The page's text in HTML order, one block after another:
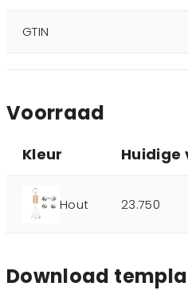
GTIN
Voorraad
Kleur Huidige
Hout 23.750
Download